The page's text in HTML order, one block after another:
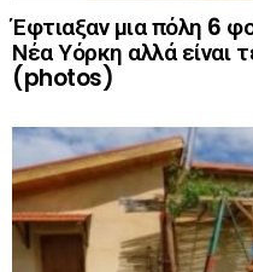
Έφτιαξαν μια πόλη 6
Νέα Υόρκη αλλά είναι
(photos)